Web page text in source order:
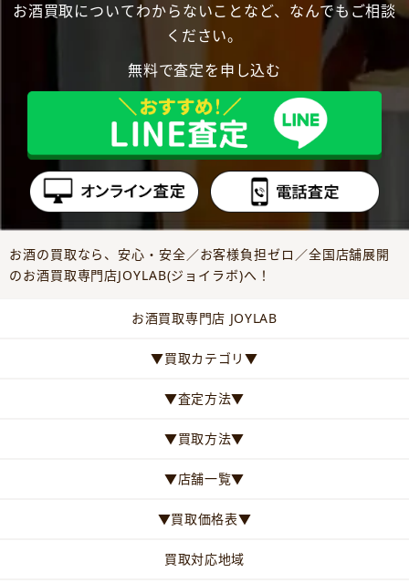
お酒買取についてわからないことなど、なんでもご相談
ください。
無料で査定を申し込む
お酒の買取なら、安心・安全／お客様負担ゼロ／全国店舗展開
のお酒買取専門店JOYLAB(ジョイラボ)へ！
お酒買取専門店 JOYLAB
▼買取カテゴリ▼
▼査定方法▼
▼買取方法▼
▼店舗一覧▼
▼買取価格表▼
買取対応地域